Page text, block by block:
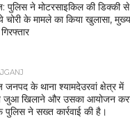
पुलिस ने मोटरसाइकिल की डिक्की
के मामले का किया खुलासा, मुख्य
जनपद के थाना श्यामदेउरवां क्षेत्र में
जुआ खिलाने और उसका आयोजन
ने सख्त कार्रवाई की है।